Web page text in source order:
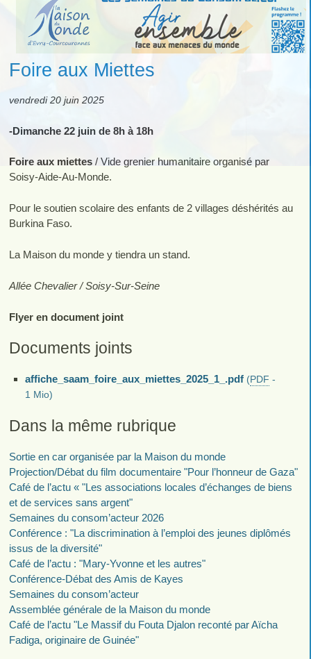
Foire aux Miettes
vendredi 20 juin 2025
-Dimanche 22 juin de 8h à 18h
Foire aux miettes / Vide grenier humanitaire organisé par
Soisy-Aide-Au-Monde.
Pour le soutien scolaire des enfants de 2 villages déshérités au
Burkina Faso.
La Maison du monde y tiendra un stand.
Allée Chevalier / Soisy-Sur-Seine
Flyer en document joint
Documents joints
affiche_saam_foire_aux_miettes_2025_1_.pdf (PDF -
1 Mio)
Dans la même rubrique
Sortie en car organisée par la Maison du monde
Projection/Débat du film documentaire "Pour l’honneur de Gaza"
Café de l’actu « "Les associations locales d’échanges de biens
et de services sans argent"
Semaines du consom’acteur 2026
Conférence : "La discrimination à l’emploi des jeunes diplômés
issus de la diversité"
Café de l’actu : "Mary-Yvonne et les autres"
Conférence-Débat des Amis de Kayes
Semaines du consom’acteur
Assemblée générale de la Maison du monde
Café de l’actu "Le Massif du Fouta Djalon reconté par Aïcha
Fadiga, originaire de Guinée"